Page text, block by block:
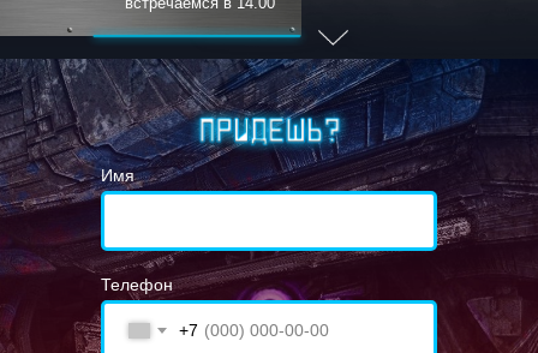
Имя
Телефон
+7